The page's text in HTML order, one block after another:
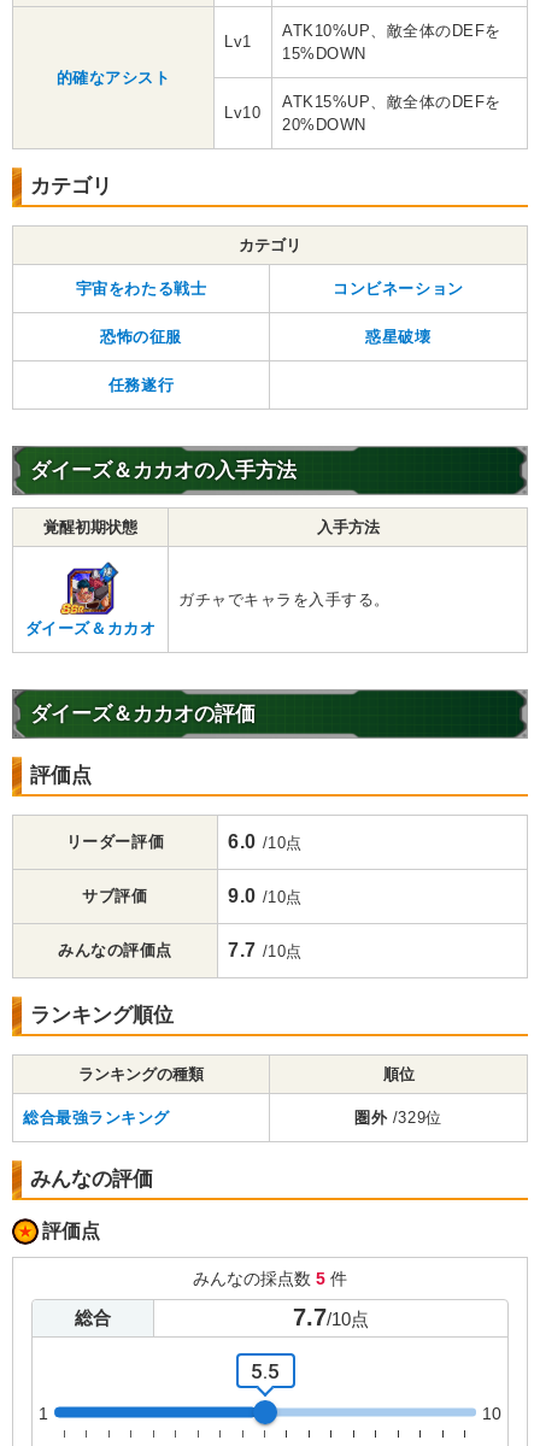
的確なアシスト
Lv1
ATK10%UP、敵全体のDEFを
15%DOWN
Lv10
ATK15%UP、敵全体のDEFを
20%DOWN
カテゴリ
カテゴリ
宇宙をわたる戦士 コンビネーション
恐怖の征服 惑星破壊
任務遂行
ダイーズ＆カカオの入手方法
覚醒初期状態 入手方法
ダイーズ＆カカオ
ガチャでキャラを入手する。
ダイーズ＆カカオの評価
評価点
リーダー評価 6.0 /10点
サブ評価 9.0 /10点
みんなの評価点 7.7 /10点
ランキング順位
ランキングの種類 順位
総合最強ランキング 圏外 /329位
みんなの評価
評価点
みんなの採点数 5 件
総合 7.7/10点
1
5.5
10